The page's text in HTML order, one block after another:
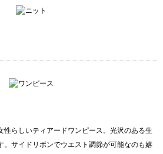
性らしいティアードワンピース。光沢のある生
。サイドリボンでウエスト調節が可能なのも嬉